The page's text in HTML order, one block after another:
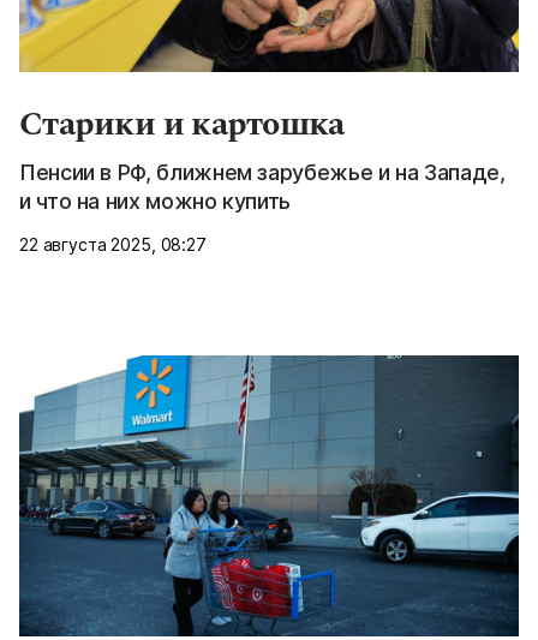
Старики и картошка
Пенсии в РФ, ближнем зарубежье и на Западе,
и что на них можно купить
22 августа 2025, 08:27